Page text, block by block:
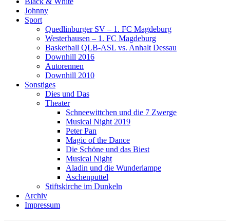
Johnny
Sport
Quedlinburger SV – 1. FC Magdeburg
Westerhausen – 1. FC Magdeburg
Basketball QLB-ASL vs. Anhalt Dessau
Downhill 2016
Autorennen
Downhill 2010
Sonstiges
Dies und Das
Theater
Schneewittchen und die 7 Zwerge
Musical Night 2019
Peter Pan
Magic of the Dance
Die Schöne und das Biest
Musical Night
Aladin und die Wunderlampe
Aschenputtel
Stiftskirche im Dunkeln
Archiv
Impressum